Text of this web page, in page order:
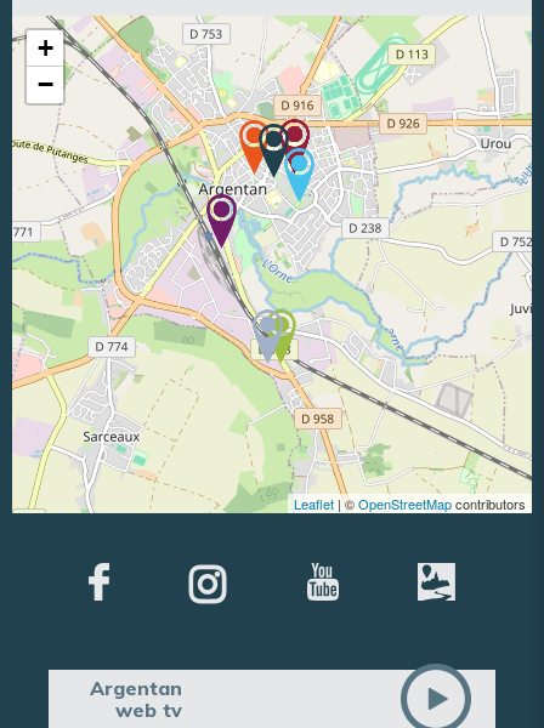
+
−
Leaflet | ©OpenStreetMapcontributors
Argentan
web tv